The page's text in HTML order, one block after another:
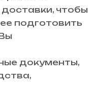
чтобы
подготовить
документы,